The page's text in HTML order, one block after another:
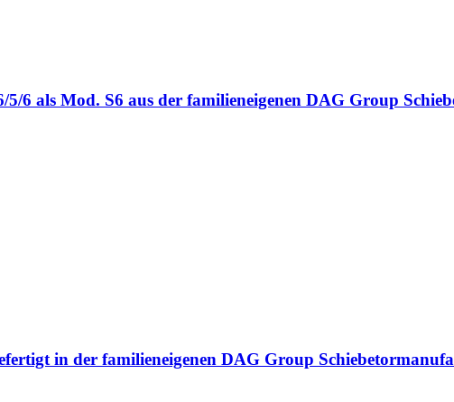
5/6 als Mod. S6 aus der familieneigenen DAG Group
in der familieneigenen DAG Group